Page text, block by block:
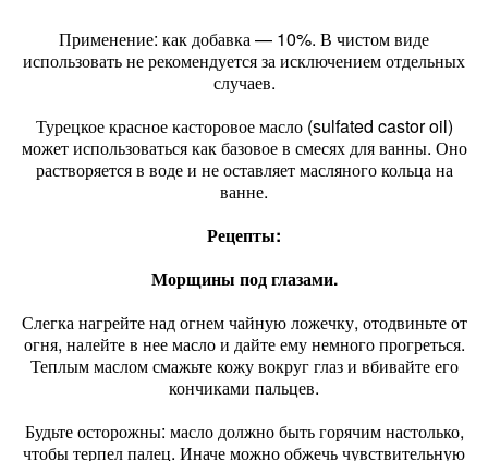
Применение: как добавка — 10%. В чистом виде
использовать не рекомендуется за исключением отдельных
случаев.
Турецкое красное касторовое масло (sulfated castor oil)
может использоваться как базовое в смесях для ванны. Оно
растворяется в воде и не оставляет масляного кольца на
ванне.
Рецепты:
Морщины под глазами.
Слегка нагрейте над огнем чайную ложечку, отодвиньте от
огня, налейте в нее масло и дайте ему немного прогреться.
Теплым маслом смажьте кожу вокруг глаз и вбивайте его
кончиками пальцев.
Будьте осторожны: масло должно быть горячим настолько,
чтобы терпел палец. Иначе можно обжечь чувствительную